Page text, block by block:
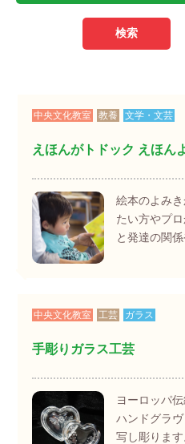
中央文化教室 教養 文学・文芸
えほんがトドック えほん
絵本のよみ
たい方やプ
と発達の関
中央文化教室 工芸 ガラス
手彫りガラス工芸
ヨーロッパ
ハンドグラ
写し彫りま